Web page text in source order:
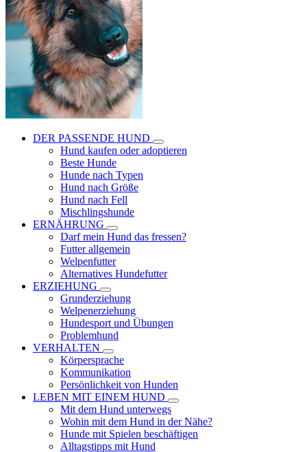
DER PASSENDE HUND
Hund kaufen oder adoptieren
Beste Hunde
Hunde nach Typen
Hund nach Größe
Hund nach Fell
Mischlingshunde
ERNÄHRUNG
Darf mein Hund das fressen?
Futter allgemein
Welpenfutter
Alternatives Hundefutter
ERZIEHUNG
Grunderziehung
Welpenerziehung
Hundesport und Übungen
Problemhund
VERHALTEN
Körpersprache
Kommunikation
Persönlichkeit von Hunden
LEBEN MIT EINEM HUND
Mit dem Hund unterwegs
Wohin mit dem Hund in der Nähe?
Hunde mit Spielen beschäftigen
Alltagstipps mit Hund